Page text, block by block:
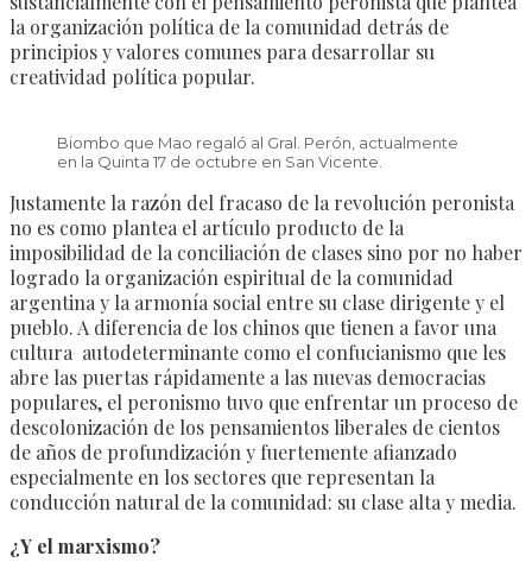
la organización política de la comunidad detrás de
principios y valores comunes para desarrollar su
creatividad política popular.
Biombo que Mao regaló al Gral. Perón, actualmente
en la Quinta 17 de octubre en San Vicente.
Justamente la razón del fracaso de la revolución peronista
no es como plantea el artículo producto de la
imposibilidad de la conciliación de clases sino por no haber
logrado la organización espiritual de la comunidad
argentina y la armonía social entre su clase dirigente y el
pueblo. A diferencia de los chinos que tienen a favor una
cultura autodeterminante como el confucianismo que les
abre las puertas rápidamente a las nuevas democracias
populares, el peronismo tuvo que enfrentar un proceso de
descolonización de los pensamientos liberales de cientos
de años de profundización y fuertemente afianzado
especialmente en los sectores que representan la
conducción natural de la comunidad: su clase alta y media.
¿Y el marxismo?